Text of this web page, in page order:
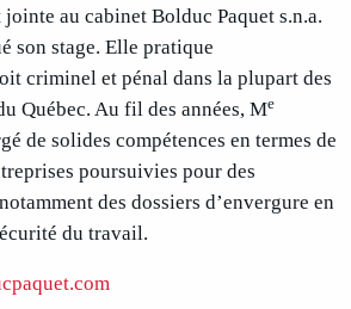
au cabinet Bolduc Paquet s.n.a.
son stage. Elle pratique
criminel et pénal dans la plupart des
Québec. Au fil des années, Me
de solides compétences en termes de
poursuivies pour des
des dossiers d’envergure en
du travail.